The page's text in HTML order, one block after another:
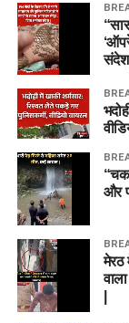
संदेश|
और
मेरठ